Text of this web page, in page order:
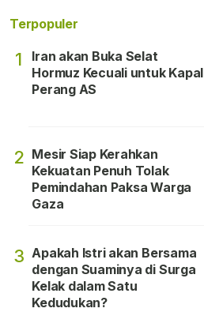
Terpopuler
1
Iran akan Buka Selat
Hormuz Kecuali untuk Kapal
Perang AS
2 Mesir Siap Kerahkan
Kekuatan Penuh Tolak
Pemindahan Paksa Warga
Gaza
3 Apakah Istri akan Bersama
dengan Suaminya di Surga
Kelak dalam Satu
Kedudukan?